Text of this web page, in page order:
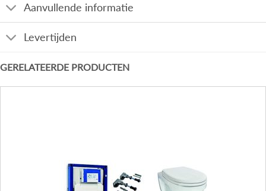
Aanvullende informatie
Levertijden
GERELATEERDE PRODUCTEN